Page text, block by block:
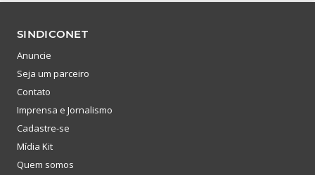
SINDICONET
Anuncie
Seja um parceiro
Contato
Imprensa e Jornalismo
Cadastre-se
Mídia Kit
Quem somos